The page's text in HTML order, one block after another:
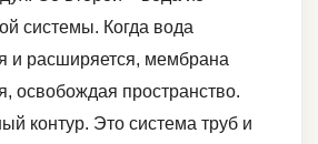
системы. Когда вода
и расширяется, мембрана
освобождая пространство.
контур. Это система труб и